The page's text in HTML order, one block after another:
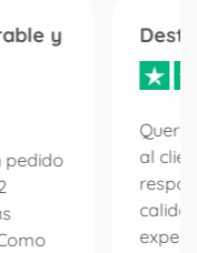
y
pedido
al